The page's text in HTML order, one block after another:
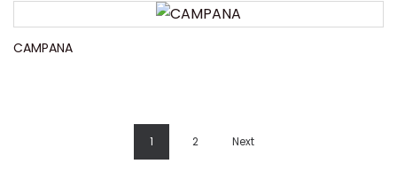
CAMPANA
1 2 Next